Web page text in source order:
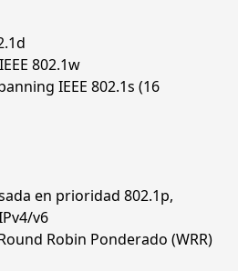
802.1w
IEEE 802.1s (16
en prioridad 802.1p,
v6
Robin Ponderado (WRR)